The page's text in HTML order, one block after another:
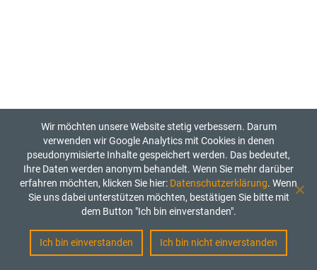
Wir möchten unsere Website stetig verbessern. Darum
verwenden wir Google Analytics mit Cookies in denen
pseudonymisierte Inhalte gespeichert werden. Das bedeutet,
Ihre Daten werden anonym behandelt. Wenn Sie mehr darüber
erfahren möchten, klicken Sie hier: Datenschutzerklärung. Wenn
Sie uns dabei unterstützen möchten, bestätigen Sie bitte mit
dem Button "Ich bin einverstanden".
Ich bin einverstanden Ich bin nicht einverstanden